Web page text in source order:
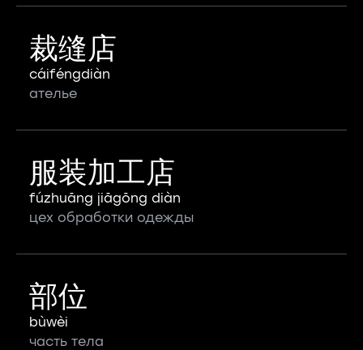
裁缝店
cáiféngdiàn
ателье
服装加工店
fúzhuāng jiāgōng diàn
цех обработки одежды
部位
bùwèi
часть тела